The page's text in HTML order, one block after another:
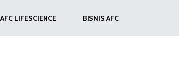
AFC LIFESCIENCE BISNIS AFC